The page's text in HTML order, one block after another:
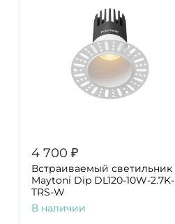
4 700 ₽
Встраиваемый светильник
Maytoni Dip DL120-10W-2.7K-
TRS-W
В наличии